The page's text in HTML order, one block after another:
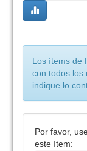
Los ítems de
con todos los
indique lo
Por favor,
este ítem: